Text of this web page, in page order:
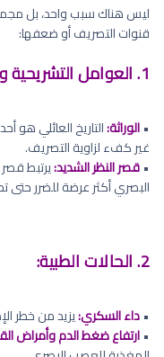
ليس هناك سبب واحد، بل
قنوات التصريف أو ضعفها:
1. العوامل التشريحية والوراثية:
•الوراثة:التاريخ العائلي
غير كفء لزاوية التصريف.
•قصر النظر الشديد:يرتبط
البصري أكثر عرضة للضرر
2. الحالات الطبية:
•داء السكري:يزيد من خطر
•ارتفاع ضغط الدم وأمراض